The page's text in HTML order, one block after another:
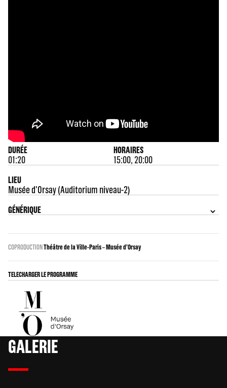
DURÉE
01:20
HORAIRES
15:00, 20:00
LIEU
Musée d'Orsay (Auditorium niveau-2)
GÉNÉRIQUE
COPRODUCTIONThéâtre de la Ville-Paris – Musée d’Orsay
TELECHARGER LE PROGRAMME
GALERIE